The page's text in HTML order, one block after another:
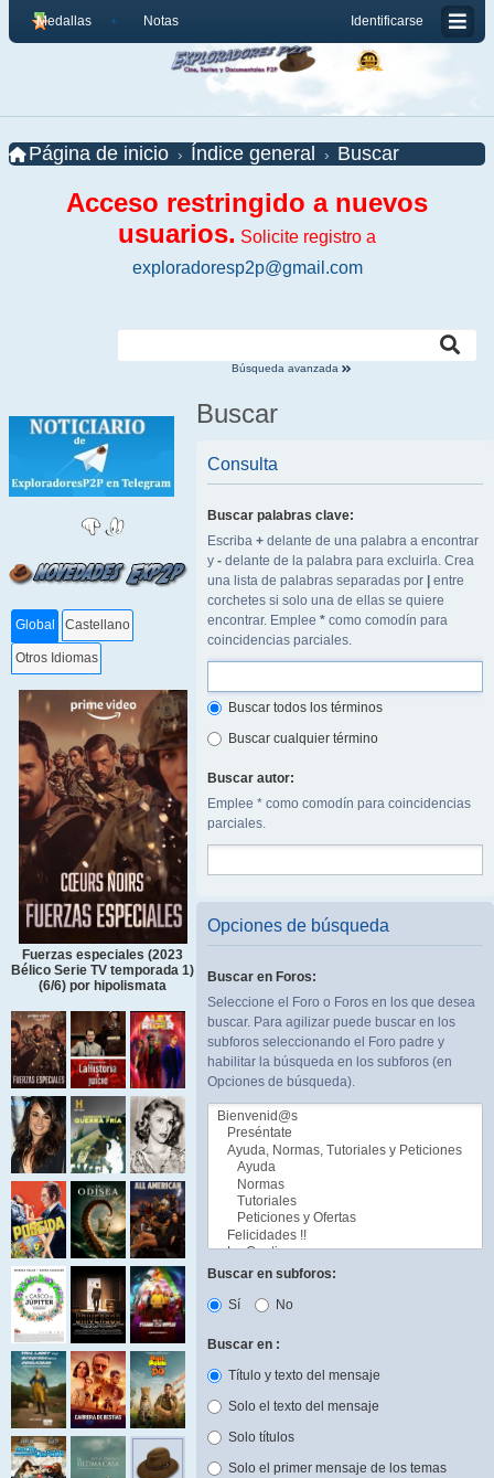
Identificarse
Medallas Notas
Página de inicio Índice general Buscar
Acceso restringido a nuevos
usuarios. Solicite registro a
exploradoresp2p@gmail.com
Búsqueda avanzada
Global Castellano
Otros Idiomas
Fuerzas especiales (2023
Bélico Serie TV temporada 1)
(6/6) por hipolismata
Buscar
Consulta
Buscar palabras clave:
Escriba + delante de una palabra a encontrar
y - delante de la palabra para excluirla. Crea
una lista de palabras separadas por
entre
corchetes si solo una de ellas se quiere
encontrar. Emplee * como comodín para
coincidencias parciales.
Buscar todos los términos
Buscar cualquier término
Buscar autor:
Emplee * como comodín para coincidencias
parciales.
Opciones de búsqueda
Buscar en Foros:
Seleccione el Foro o Foros en los que desea
buscar. Para agilizar puede buscar en los
subforos seleccionando el Foro padre y
habilitar la búsqueda en los subforos (en
Opciones de búsqueda).
Buscar en subforos:
Sí
No
Buscar en :
Título y texto del mensaje
Solo el texto del mensaje
Solo títulos
Solo el primer mensaje de los temas